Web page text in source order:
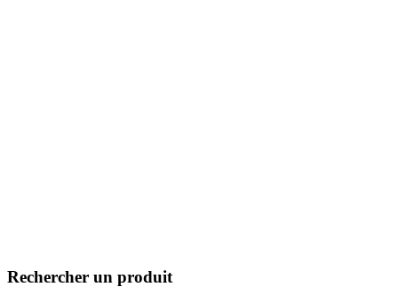
Rechercher un produit